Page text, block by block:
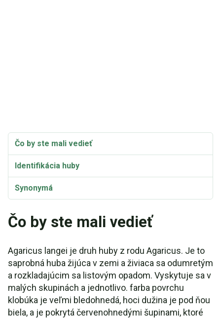
Čo by ste mali vedieť
Identifikácia huby
Synonymá
Čo by ste mali vedieť
Agaricus langei je druh huby z rodu Agaricus. Je to
saprobná huba žijúca v zemi a živiaca sa odumretým
a rozkladajúcim sa listovým opadom. Vyskytuje sa v
malých skupinách a jednotlivo. farba povrchu
klobúka je veľmi bledohnedá, hoci dužina je pod ňou
biela, a je pokrytá červenohnedými šupinami, ktoré